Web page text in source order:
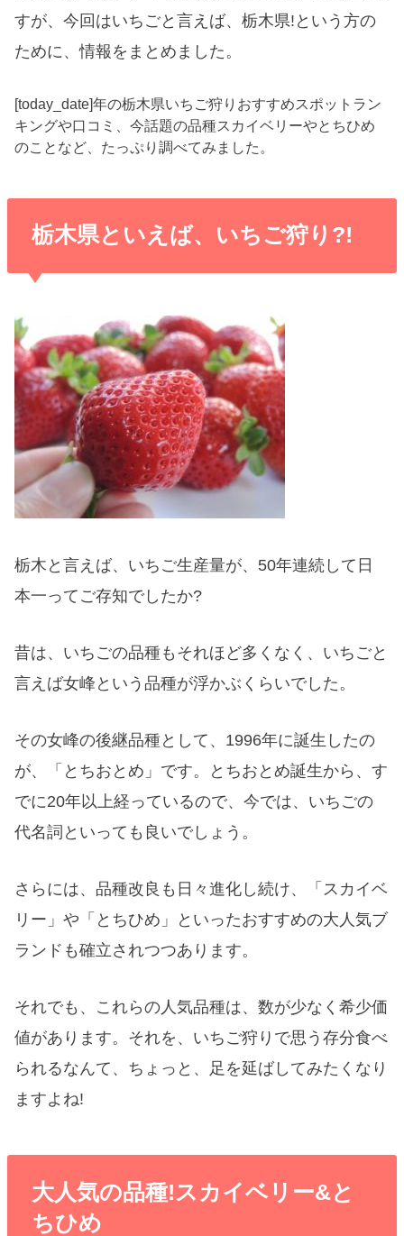
すが、今回はいちごと言えば、栃木県!という方の
ために、情報をまとめました。
[today_date]年の栃木県いちご狩りおすすめスポットラン
キングや口コミ、今話題の品種スカイベリーやとちひめ
のことなど、たっぷり調べてみました。
栃木県といえば、いちご狩り?!
栃木と言えば、いちご生産量が、50年連続して日
本一ってご存知でしたか?
昔は、いちごの品種もそれほど多くなく、いちごと
言えば女峰という品種が浮かぶくらいでした。
その女峰の後継品種として、1996年に誕生したの
が、「とちおとめ」です。とちおとめ誕生から、す
でに20年以上経っているので、今では、いちごの
代名詞といっても良いでしょう。
さらには、品種改良も日々進化し続け、「スカイベ
リー」や「とちひめ」といったおすすめの大人気ブ
ランドも確立されつつあります。
それでも、これらの人気品種は、数が少なく希少価
値があります。それを、いちご狩りで思う存分食べ
られるなんて、ちょっと、足を延ばしてみたくなり
ますよね!
大人気の品種!スカイベリー&と
ちひめ